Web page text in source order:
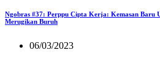
Ngobras #37: Perppu Cipta Kerja: Kemasan Baru
Merugikan Buruh
06/03/2023